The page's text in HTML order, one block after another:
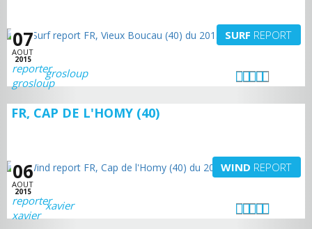
07
AOUT
2015
SURF REPORT
grosloup
FR, CAP DE L'HOMY (40)
06
AOUT
2015
WIND REPORT
xavier